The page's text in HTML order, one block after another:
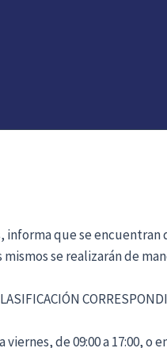
informa que se
se realizarán de
de 09:00 a 17:00, o